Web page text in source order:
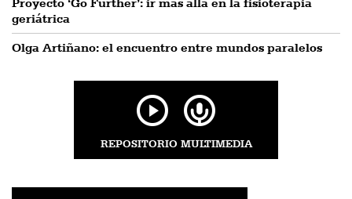
Proyecto ‘Go Further’: ir más allá en la fisioterapia
geriátrica
Olga Artiñano: el encuentro entre mundos paralelos
REPOSITORIO MULTIMEDIA